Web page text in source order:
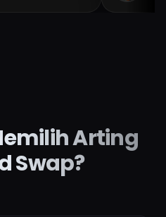
Arting
Swap?